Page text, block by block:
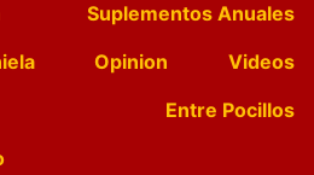
Suplementos Anuales
Opinion
Videos
Entre Pocillos